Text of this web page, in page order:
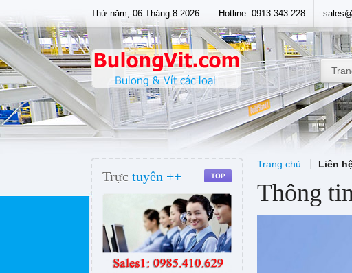
Thứ năm, 06 Tháng 8 2026 Hotline: 0913.343.228
Trang chủ Liên
Thông
Trực tuyến ++